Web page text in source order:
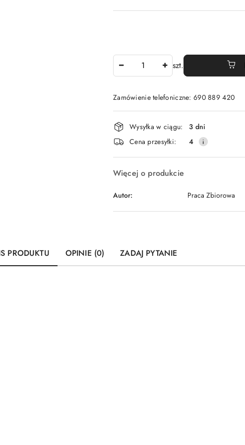
szt.
Zamówienie telefoniczne: 690 889 420
Dostępność
i
dostawa
Wysyłka w ciągu:
3 dni
Cena przesyłki:
4
Więcej o produkcie
Autor: Praca Zbiorowa
PRODUKTU OPINIE (0) ZADAJ PYTANIE